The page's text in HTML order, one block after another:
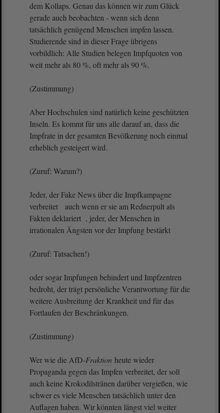
dem Kollaps. Genau das können wir zum Glück
gerade auch beobachten - wenn sich denn
tatsächlich genügend Menschen impfen lassen.
Studierende sind in dieser Frage übrigens
vorbildlich: Alle Studien belegen Impfquoten von
weit mehr als 80 %, oft mehr als 90 %.
(Zustimmung)
Aber Hochschulen sind natürlich keine geschützten
Inseln. Es kommt für uns alle darauf an, dass die
Impfrate in der gesamten Bevölkerung noch einmal
erheblich gesteigert wird.
(Zuruf: Warum?)
Jeder, der Fake News über die Impfkampagne
verbreitet auch wenn er sie am Rednerpult als
Fakten deklariert , jeder, der Menschen in
irrationalen Ängsten vor der Impfung bestärkt
(Zuruf: Tatsachen!)
oder sogar Impfungen behindert und Impfzentren
bedroht, der trägt persönliche Verantwortung für die
weitere Ausbreitung der Krankheit und für das
Fortlaufen der Beschränkungen.
(Zustimmung)
Wer wie die AfD-Fraktion heute wieder
Propaganda gegen das Impfen verbreitet, der soll
auch keine Krokodilstränen darüber vergießen, wie
schwer es viele Menschen tatsächlich unter den
Auflagen haben. Wir könnten längst viel weiter